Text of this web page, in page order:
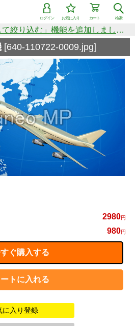
検索
カート
お気に入り
ログイン
検索で「条件を追加して絞り込む」機能を追加しました！
[640-110722-0009.jpg]
2980円
980円
に入り登録